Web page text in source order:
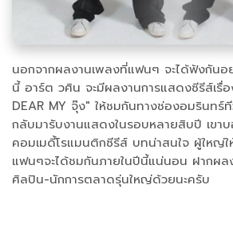
นอกจากผลงานเพลงที่แฟนๆ จะได้ฟังกันอ
นี้ อาร์ต วศิน จะมีผลงานการแสดงซีรีส์เรื่อ
DEAR MY จุ๊ง" ให้ชมกันทางช่องอมรินทร์
กลับมารับงานแสดงในรอบหลายสิบปี เขา
คอมเมดี้โรแมนติกซีรีส์ บทน่าสนใจ ผู้ใหญ่ใ
แฟนๆจะได้ชมกันภายในปีนี้แน่นอน ฝากผล
ศิลปิน-นักการตลาดรุ่นใหญ่ด้วยนะครับ